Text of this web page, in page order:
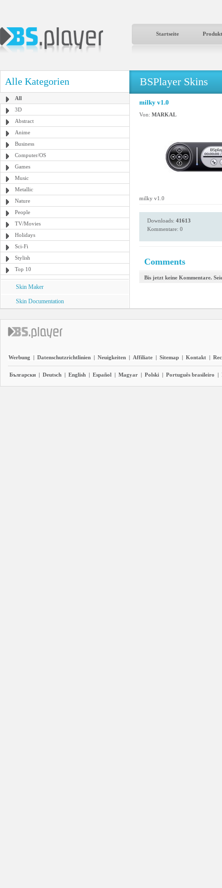
Startseite
Alle Kategorien
All
3D
Abstract
Anime
Business
Computer/OS
Games
Music
Metallic
Nature
People
TV/Movies
Holidays
Sci-Fi
Stylish
Top 10
Skin Maker
Skin Documentation
BSPlayer Skins
milky v1.0
Von: MARKAL
milky v1.0
Downloads: 41613
Kommentare: 0
Comments
Bis jetzt keine Kommentare.
Werbung | Datenschutzrichtlinien | Neuigkeiten | Affiliate | Sitemap | Kontakt |
Български | Deutsch | English | Español | Magyar | Polski | Português brasileiro |